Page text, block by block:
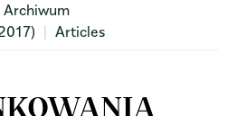
Archiwum
Articles